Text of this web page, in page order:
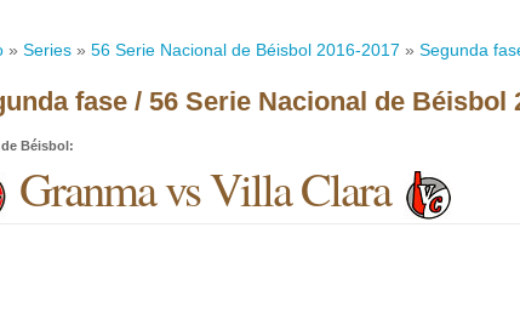
» Series » 56 Serie Nacional de Béisbol 2016-2017 » Segunda
fase / 56 Serie Nacional de Béisbol
Béisbol:
Granma vs Villa Clara